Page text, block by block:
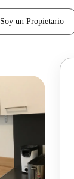
Soy un Propietario